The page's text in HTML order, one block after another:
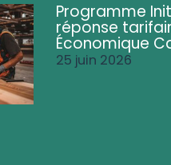
Programme
réponse
Économique
25 juin 2026